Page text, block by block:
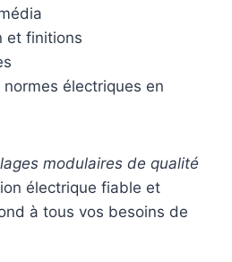
et finitions
électriques en
modulaires de qualité
électrique fiable et
à tous vos besoins de